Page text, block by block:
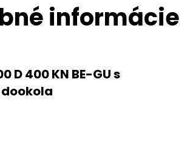
informácie
D 400 KN BE-GU s